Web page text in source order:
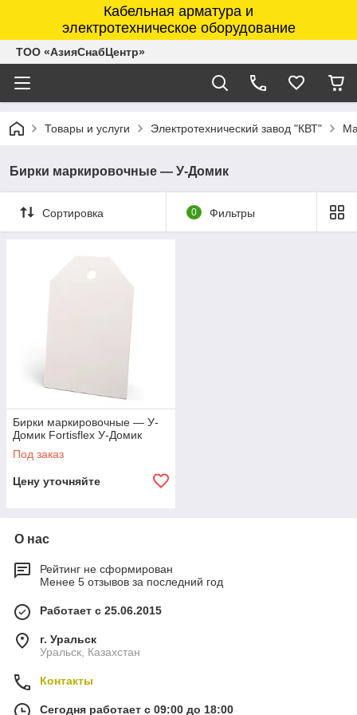
Кабельная арматура и
электротехническое оборудование
ТОО «АзияСнабЦентр»
Товары и услуги Электротехнический завод "КВТ"
Бирки маркировочные — У-Домик
Сортировка 0 Фильтры
Бирки маркировочные — У-
Домик Fortisflex У-Домик
Под заказ
Цену уточняйте
О нас
Рейтинг не сформирован
Менее 5 отзывов за последний год
Работает с 25.06.2015
г. Уральск
Уральск, Казахстан
Контакты
Сегодня работает с 09:00 до 18:00